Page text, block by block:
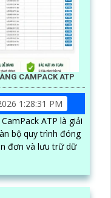
CAMPACK ATP
1:28:31 PM
ATP là giải
bộ quy trình đóng
đơn và lưu trữ dữ